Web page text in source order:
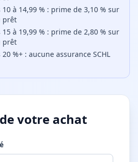
à 14,99 % : prime de 3,10 % sur
prêt
à 19,99 % : prime de 2,80 % sur
prêt
%+ : aucune assurance SCHL
votre achat